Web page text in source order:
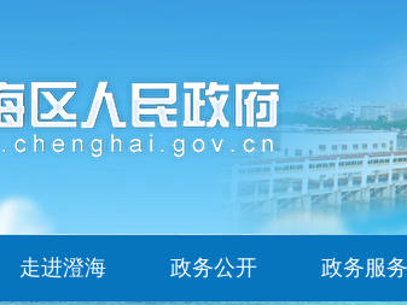
走进澄海 政务公开 政务服务